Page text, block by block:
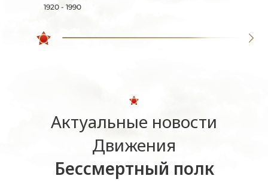
1920 - 1990
Актуальные новости
Движения
Бессмертный полк